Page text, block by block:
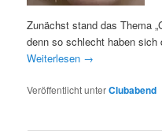
Zunächst stand das Thema
denn so schlecht haben
Weiterlesen →
Veröffentlicht unterClubabend